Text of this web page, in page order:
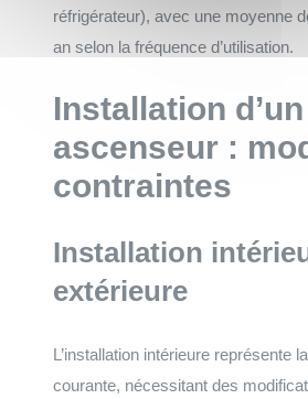
réfrigérateur), avec une moyenne
an selon la fréquence d’utilisation.
Installation
ascenseur :
contraintes
Installation
extérieure
L’installation intérieure représente
courante, nécessitant des